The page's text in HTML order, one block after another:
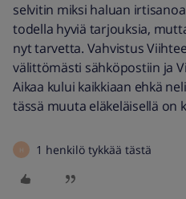
selvitin miksi haluan
todella hyviä tarjouksia,
nyt tarvetta. Vahvistus
välittömästi sähköpostiin ja
Aikaa kului kaikkiaan ehkä
tässä muuta eläkeläisellä on
H 1 henkilö tykkää tästä